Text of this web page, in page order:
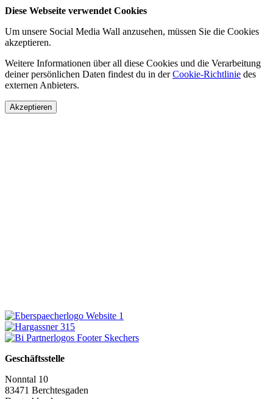
Diese Webseite verwendet Cookies
Um unsere Social Media Wall anzusehen, müssen Sie die Cookies
akzeptieren.
Weitere Informationen über all diese Cookies und die Verarbeitung
deiner persönlichen Daten findest du in derCookie-Richtlinie des
externen Anbieters.
Akzeptieren
Geschäftsstelle
Nonntal 10
83471 Berchtesgaden